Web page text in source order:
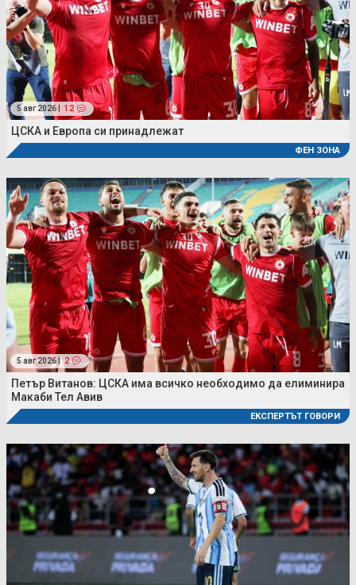
5 авг 2026 | 12
ЦСКА и Европа си принадлежат
ФЕН ЗОНА
5 авг 2026 | 2
Петър Витанов: ЦСКА има всичко необходимо да елиминира
Макаби Тел Авив
ЕКСПЕРТЪТ ГОВОРИ